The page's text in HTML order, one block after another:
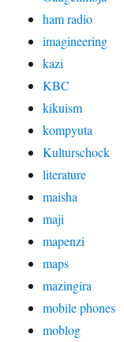
ham radio
imagineering
kazi
KBC
kikuism
kompyuta
Kulturschock
literature
maisha
maji
mapenzi
maps
mazingira
mobile phones
moblog